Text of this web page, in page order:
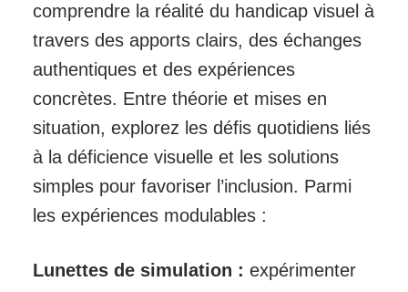
comprendre la réalité du handicap visuel à
travers des apports clairs, des échanges
authentiques et des expériences
concrètes. Entre théorie et mises en
situation, explorez les défis quotidiens liés
à la déficience visuelle et les solutions
simples pour favoriser l’inclusion. Parmi
les expériences modulables :
Lunettes de simulation : expérimenter